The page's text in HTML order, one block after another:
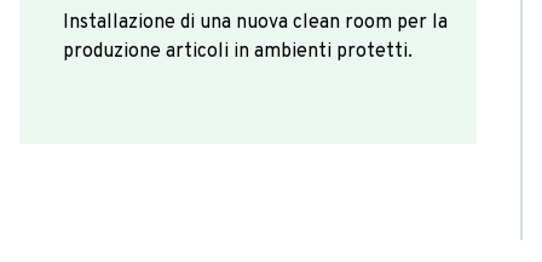
Installazione di una nuova clean room per la
produzione articoli in ambienti protetti.